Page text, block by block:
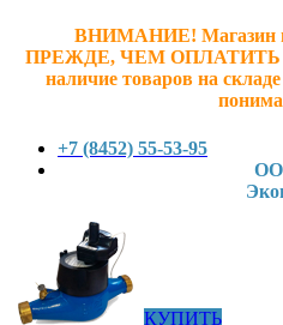
ВНИМАНИЕ! Магазин в
ПРЕЖДЕ, ЧЕМ ОПЛАТИТЬ
наличие товаров на
+7 (8452) 55-53-95
ООО
Экономить
КУПИТЬ